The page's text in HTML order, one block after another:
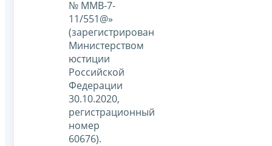
№ ММВ-7-
11/551@»
(зарегистрирован
Министерством
юстиции
Российской
Федерации
30.10.2020,
регистрационный
номер
60676).